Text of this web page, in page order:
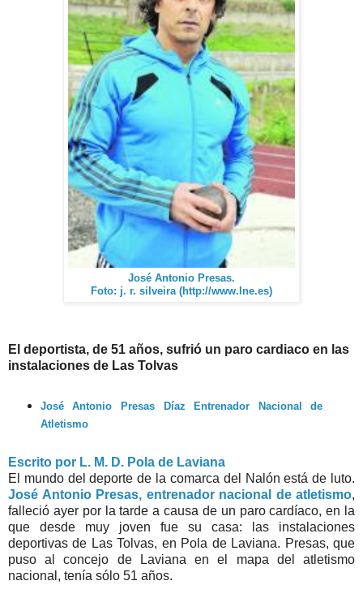
José Antonio Presas.
Foto: j. r. silveira (http://www.lne.es)
El deportista, de 51 años, sufrió un paro cardiaco en las
instalaciones de Las Tolvas
José Antonio Presas Díaz Entrenador Nacional de
Atletismo
Escrito por L. M. D. Pola de Laviana
El mundo del deporte de la comarca del Nalón está de luto.
José Antonio Presas, entrenador nacional de atletismo,
falleció ayer por la tarde a causa de un paro cardíaco, en la
que desde muy joven fue su casa: las instalaciones
deportivas de Las Tolvas, en Pola de Laviana. Presas, que
puso al concejo de Laviana en el mapa del atletismo
nacional, tenía sólo 51 años.